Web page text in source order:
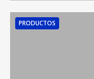
PRODUCTOS